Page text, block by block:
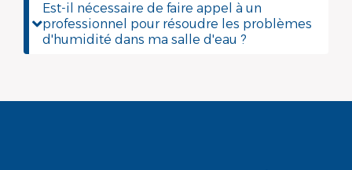
Est-il nécessaire de faire appel à un
professionnel pour résoudre les problèmes
d'humidité dans ma salle d'eau ?